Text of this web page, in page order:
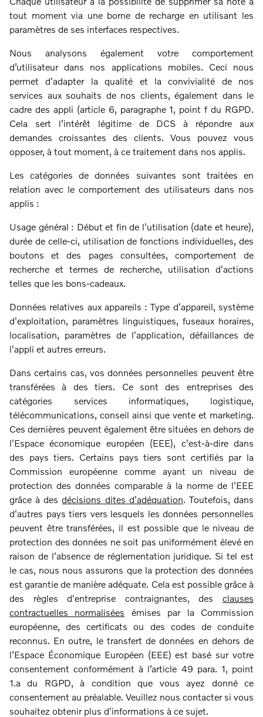
tout moment via une borne de recharge en utilisant les
paramètres de ses interfaces respectives.
Nous analysons également votre comportement
d’utilisateur dans nos applications mobiles. Ceci nous
permet d'adapter la qualité et la convivialité de nos
services aux souhaits de nos clients, également dans le
cadre des appli (article 6, paragraphe 1, point f du RGPD.
Cela sert l’intérêt légitime de DCS à répondre aux
demandes croissantes des clients. Vous pouvez vous
opposer, à tout moment, à ce traitement dans nos applis.
Les catégories de données suivantes sont traitées en
relation avec le comportement des utilisateurs dans nos
applis :
Usage général : Début et fin de l'utilisation (date et heure),
durée de celle-ci, utilisation de fonctions individuelles, des
boutons et des pages consultées, comportement de
recherche et termes de recherche, utilisation d'actions
telles que les bons-cadeaux.
Données relatives aux appareils : Type d'appareil, système
d'exploitation, paramètres linguistiques, fuseaux horaires,
localisation, paramètres de l'application, défaillances de
l'appli et autres erreurs.
Dans certains cas, vos données personnelles peuvent être
transférées à des tiers. Ce sont des entreprises des
catégories services informatiques, logistique,
télécommunications, conseil ainsi que vente et marketing.
Ces dernières peuvent également être situées en dehors de
l'Espace économique européen (EEE), c'est-à-dire dans
des pays tiers. Certains pays tiers sont certifiés par la
Commission européenne comme ayant un niveau de
protection des données comparable à la norme de l'EEE
grâce à desdécisions dites d'adéquation. Toutefois, dans
d'autres pays tiers vers lesquels les données personnelles
peuvent être transférées, il est possible que le niveau de
protection des données ne soit pas uniformément élevé en
raison de l'absence de réglementation juridique. Si tel est
le cas, nous nous assurons que la protection des données
est garantie de manière adéquate. Cela est possible grâce à
des règles d'entreprise contraignantes, des clauses
contractuelles normalisées émises par la Commission
européenne, des certificats ou des codes de conduite
reconnus. En outre, le transfert de données en dehors de
l’Espace Économique Européen (EEE) est basé sur votre
consentement conformément à l’article 49 para. 1, point
1.a du RGPD, à condition que vous ayez donné ce
consentement au préalable. Veuillez nous contacter si vous
souhaitez obtenir plus d'informations à ce sujet.